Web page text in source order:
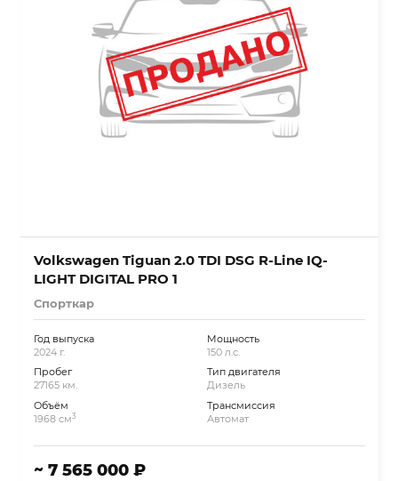
Volkswagen Tiguan 2.0 TDI DSG R-Line IQ-
LIGHT DIGITAL PRO 1
Спорткар
Год выпуска
2024 г.
Пробег
27165 км.
Объём
1968 см3
Мощность
150 л.с.
Тип двигателя
Дизель
Трансмиссия
Автомат
~ 7 565 000 ₽